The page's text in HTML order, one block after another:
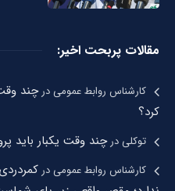
مقالات پربحت اخیر:
کارشناس روابط عمومیدرچند
کرد؟
توکلیدرچند وقت یکبار باید
کارشناس روابط عمومیدر